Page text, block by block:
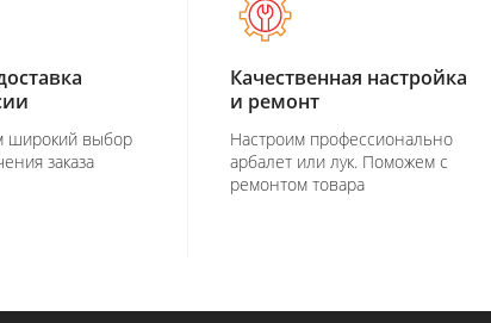
широкий выбор
заказа
Качественная настройка
и ремонт
Настроим профессионально
арбалет или лук. Поможем с
ремонтом товара